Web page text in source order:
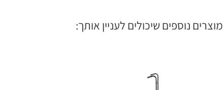
מוצרים נוספים שיכולים לעניין אותך: